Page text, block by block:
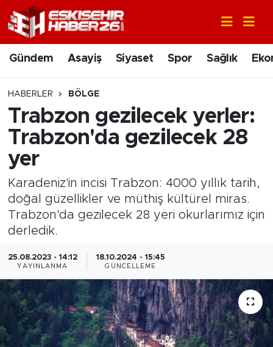
Gündem Asayiş Siyaset Spor Sağlık
HABERLER BÖLGE
Trabzon gezilecek yerler:
Trabzon'da gezilecek 28
yer
Karadeniz'in incisi Trabzon: 4000 yıllık tarih,
doğal güzellikler ve müthiş kültürel miras.
Trabzon'da gezilecek 28 yeri okurlarımız için
derledik.
25.08.2023 - 14:12
YAYINLANMA
18.10.2024 - 15:45
GÜNCELLEME
Gündem
Asayiş
Siyaset
Spor
Ekonomi
Eğitim
Sanat
Bölge
Teknoloji
Nöbetçi Eczaneler
Hava Durumu
Trafik Durumu
Süper Lig Puan Durumu ve Fikstür
Son Dakika Haberleri
Haber Arşivi